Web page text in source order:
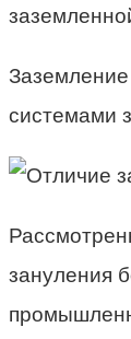
Заземление
системами
зануления